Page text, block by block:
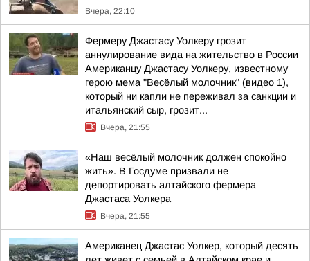
Вчера, 22:10
Фермеру Джастасу Уолкеру грозит
аннулирование вида на жительство в России
Американцу Джастасу Уолкеру, известному
герою мема "Весёлый молочник" (видео 1),
который ни капли не переживал за санкции и
итальянский сыр, грозит...
Вчера, 21:55
«Наш весёлый молочник должен спокойно
жить». В Госдуме призвали не
депортировать алтайского фермера
Джастаса Уолкера
Вчера, 21:55
Американец Джастас Уолкер, который десять